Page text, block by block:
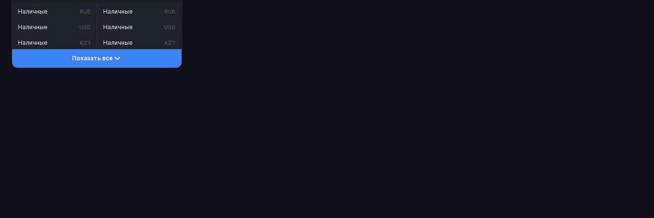
Наличные RUB
Наличные USD
Наличные KZT
Наличные RUB
Наличные USD
Наличные KZT
Показать все